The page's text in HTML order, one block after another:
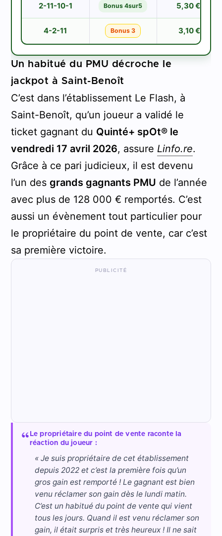
2-11-10-1 Bonus 4sur5 5,30 €
4-2-11 Bonus 3 3,10 €
Un habitué du PMU décroche le
jackpot à Saint-Benoît
C’est dans l’établissement Le Flash, à
Saint-Benoît, qu’un joueur a validé le
ticket gagnant du Quinté+ spOt® le
vendredi 17 avril 2026, assure Linfo.re.
Grâce à ce pari judicieux, il est devenu
l’un des grands gagnants PMU de l’année
avec plus de 128 000 € remportés. C’est
aussi un évènement tout particulier pour
le propriétaire du point de vente, car c’est
sa première victoire.
Le propriétaire du point de vente raconte la
réaction du joueur :
« Je suis propriétaire de cet établissement
depuis 2022 et c’est la première fois qu’un
gros gain est remporté ! Le gagnant est bien
venu réclamer son gain dès le lundi matin.
C’est un habitué du point de vente qui vient
tous les jours. Quand il est venu réclamer son
gain, il était surpris et très heureux ! Il ne sait